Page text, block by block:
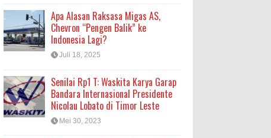
Apa Alasan Raksasa Migas AS,
Chevron “Pengen Balik” ke
Indonesia Lagi?
Juli 18, 2025
Senilai Rp1 T: Waskita Karya Garap
Bandara Internasional Presidente
Nicolau Lobato di Timor Leste
Mei 30, 2023